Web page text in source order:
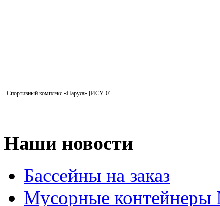
Спортивный комплекс «Паруса» [ИСУ-01
Наши новости
Бассейны на заказ
Мусорные контейнеры